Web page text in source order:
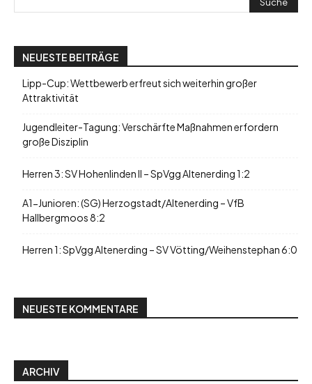
NEUESTE BEITRÄGE
Lipp-Cup: Wettbewerb erfreut sich weiterhin großer
Attraktivität
Jugendleiter-Tagung: Verschärfte Maßnahmen erfordern
große Disziplin
Herren 3: SV Hohenlinden II – SpVgg Altenerding 1:2
A1-Junioren: (SG) Herzogstadt/Altenerding – VfB
Hallbergmoos 8:2
Herren 1: SpVgg Altenerding – SV Vötting/Weihenstephan 6:0
NEUESTE KOMMENTARE
ARCHIV